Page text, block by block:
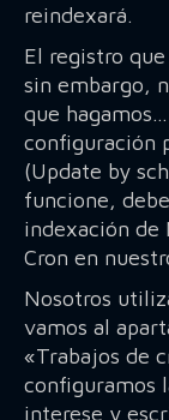
reindexará.
El registro
sin embargo,
que
configuración
(Update by
funcione,
indexación de
Cron en
Nosotros
vamos al
«Trabajos de
configuramos
interese y